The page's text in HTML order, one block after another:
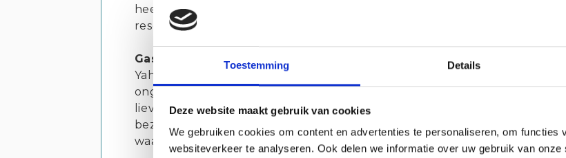
Toestemming Details
Deze website maakt gebruik van cookies
We gebruiken cookies om content en advertenties te personaliseren, om functies
websiteverkeer te analyseren. Ook delen we informatie over uw gebruik van
heerlijke glutenvrije pizza en pasta. Vermeld het even bij je
reservering, zodat de keuken dit met zorg kan voorbereiden.”
Gastvrij genieten, binnen of thuis
Yahsar wil dat iedereen zich welkom voelt. “Eten moet gezellig en
ongedwongen zijn, met eerlijke prijzen en een warme sfeer. Wie
liever thuis geniet, kan onze gerechten ook afhalen of laten
bezorgen in en rond Breskens. Zo proef je La Casa, een stukje Italië,
waar je ook bent.”